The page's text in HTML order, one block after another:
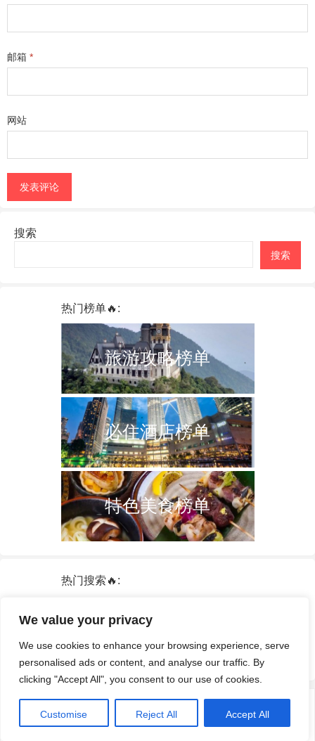
We value your privacy
We use cookies to enhance your browsing experience, serve
personalised ads or content, and analyse our traffic. By
clicking "Accept All", you consent to our use of cookies.
Customise Reject All Accept All
邮箱 *
网站
搜索
搜索
热门榜单🔥:
旅游攻略榜单
必住酒店榜单
特色美食榜单
热门搜索🔥:
泰国
中国 火车票
签证
酒店
及公开渠道，如有侵权请及时联系我们